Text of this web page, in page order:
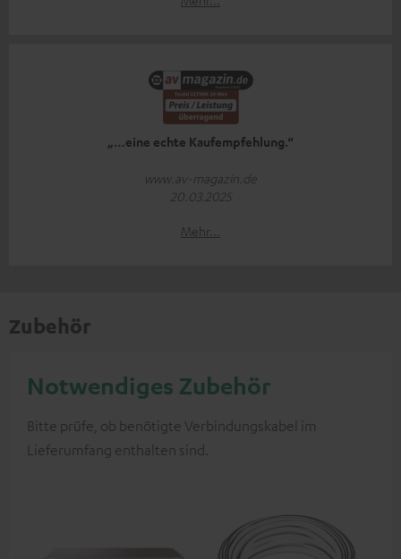
„…eine echte Kaufempfehlung.“
www.av-magazin.de
20.03.2025
Mehr...
Zubehör
Notwendiges Zubehör
Bitte prüfe, ob benötigte Verbindungskabel im
Lieferumfang enthalten sind.